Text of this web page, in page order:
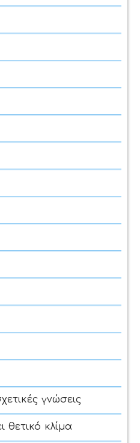
γνώσεις
θετικό κλίμα